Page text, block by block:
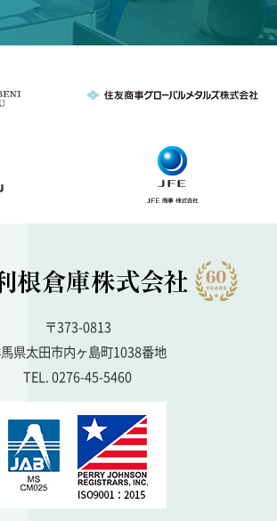
〒373-0813
県太田市内ヶ島町1038番地
TEL. 0276-45-5460